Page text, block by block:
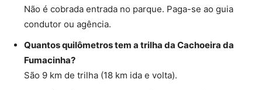
Não é cobrada entrada no parque. Paga-se ao guia
condutor ou agência.
Quantos quilômetros tem a trilha da Cachoeira da
Fumacinha?
São 9 km de trilha (18 km ida e volta).